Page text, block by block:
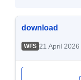
download
WFS 21 April 2026